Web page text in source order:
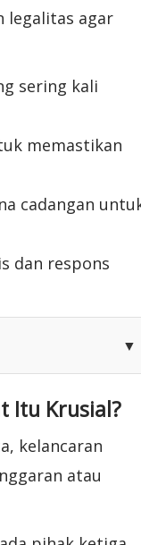
legalitas agar
sering kali
memastikan
cadangan
dan respons
▼
Itu Krusial?
kelancaran
atau